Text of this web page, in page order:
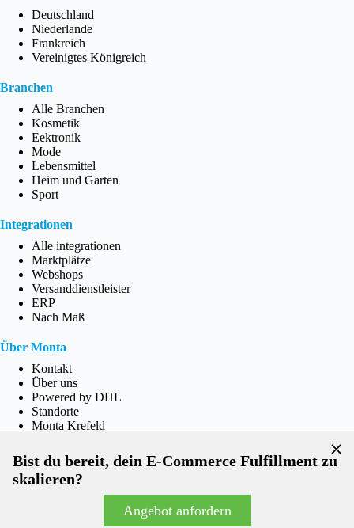
Deutschland
Niederlande
Frankreich
Vereinigtes Königreich
Branchen
Alle Branchen
Kosmetik
Eektronik
Mode
Lebensmittel
Heim und Garten
Sport
Integrationen
Alle integrationen
Marktplätze
Webshops
Versanddienstleister
ERP
Nach Maß
Über Monta
Kontakt
Über uns
Powered by DHL
Standorte
Monta Krefeld
CSR
Zertifizierungen
CVD
Monta 2026 | Alle Rechte vorbehalten |Allgemeine
Bist du bereit, dein E-Commerce Fulfillment zu
skalieren?
Angebot anfordern